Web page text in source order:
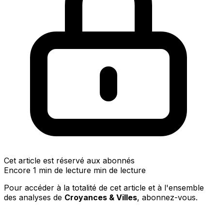
Cet article est réservé aux abonnés
Encore 1 min de lecture min de lecture
Pour accéder à la totalité de cet article et à l'ensemble
des analyses de Croyances & Villes, abonnez-vous.